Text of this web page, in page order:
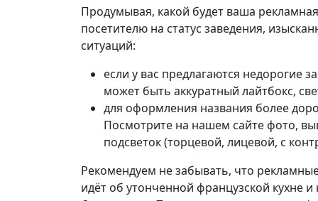
Продумывая, какой будет ваша
посетителю на статус заведения,
ситуаций:
если у вас предлагаются недорогие
может быть аккуратный лайтбокс,
для оформления названия более
Посмотрите на нашем сайте фото,
подсветок (торцевой, лицевой, с
Рекомендуем не забывать, что
идёт об утонченной французской кухне